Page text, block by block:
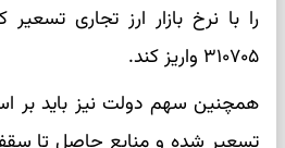
را با نرخ بازار ارز تجاری
۳۱۰۷۰۵ واریز کند.
همچنین سهم دولت نیز باید بر